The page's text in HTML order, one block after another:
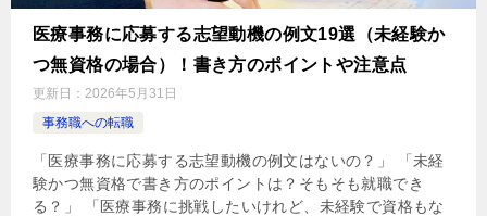
医療事務に応募する志望動機の例文19選（未経験か
つ無資格の場合）！書き方のポイントや注意点
更新日： 2026年5月31日
事務職への転職
「医療事務に応募する志望動機の例文はないの？」 「未経
験かつ無資格で書き方のポイントは？そもそも就職でき
る？」 「医療事務に挑戦したいけれど、未経験で資格もな